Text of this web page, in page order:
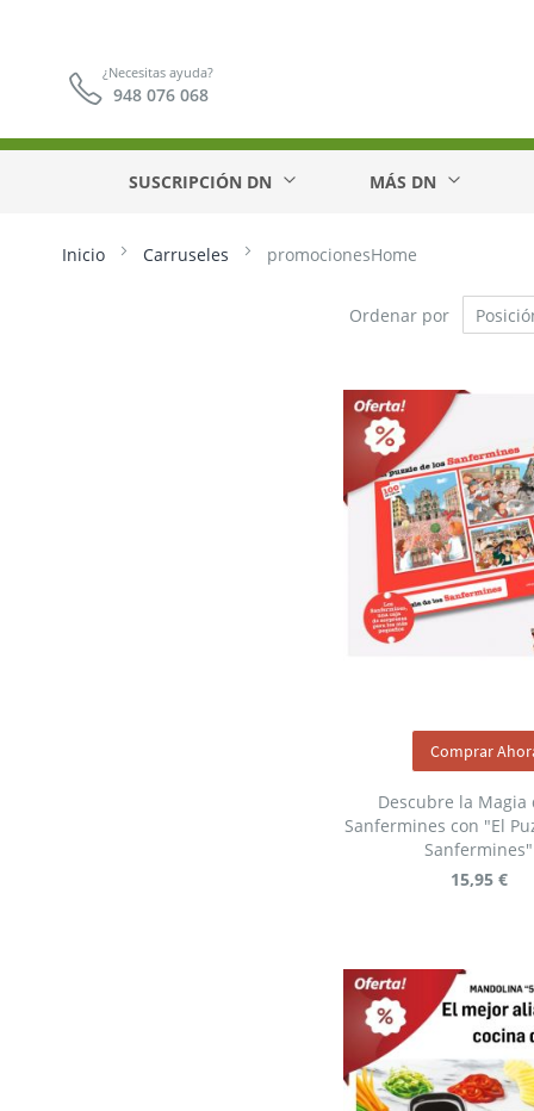
¿Necesitas ayuda?
948 076 068
SUSCRIPCIÓN DN MÁS DN
Inicio Carruseles promocionesHome
Ordenar por
Descubre la Magia
Sanfermines con "El
Sanfermines"
15,95 €
Comprar